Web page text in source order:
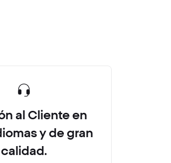
al Cliente en
y de gran
calidad.